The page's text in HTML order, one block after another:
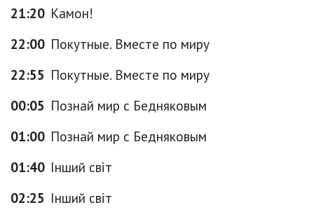
21:20 Камон!
22:00 Покутные. Вместе по миру
22:55 Покутные. Вместе по миру
00:05 Познай мир с Бедняковым
01:00 Познай мир с Бедняковым
01:40 Інший світ
02:25 Інший світ